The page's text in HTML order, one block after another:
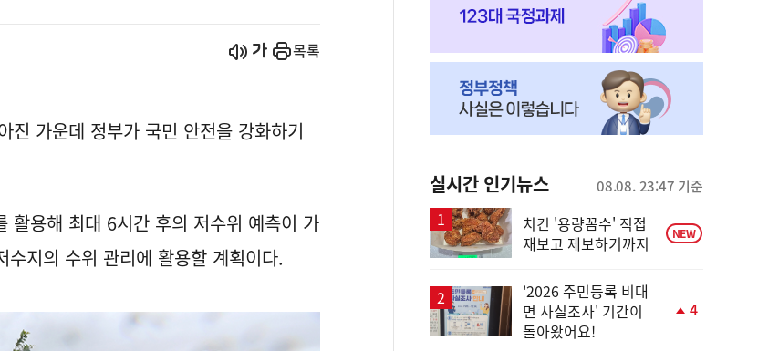
시작
열기 목록
진 가운데 정부가 국민 안전을 강화하기
활용해 최대 6시간 후의 저수위 예측이 가
지의 수위 관리에 활용할 계획이다.
실시간 인기뉴스 08.08. 23:47 기준
치킨 '용량꼼수' 직접
재보고 제보하기까지
NEW
'2026 주민등록 비대
면 사실조사' 기간이
돌아왔어요!
4